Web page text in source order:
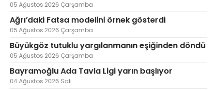
05 Ağustos 2026 Çarşamba
Ağrı’daki Fatsa modelini örnek gösterdi
05 Ağustos 2026 Çarşamba
Büyükgöz tutuklu yargılanmanın eşiğinden döndü
05 Ağustos 2026 Çarşamba
Bayramoğlu Ada Tavla Ligi yarın başlıyor
04 Ağustos 2026 Salı